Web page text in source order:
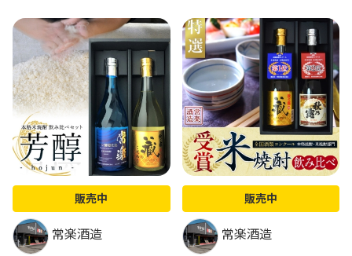
販売中
常楽酒造
販売中
常楽酒造